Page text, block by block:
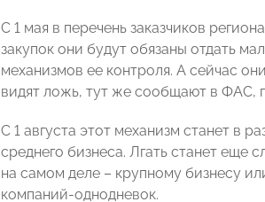
С 1 мая в перечень заказчиков
закупок они будут обязаны отдать
механизмов ее контроля. А сейчас
видят ложь, тут же сообщают в ФАС,
С 1 августа этот механизм станет в
среднего бизнеса. Лгать станет еще
на самом деле – крупному бизнесу
компаний-однодневок.